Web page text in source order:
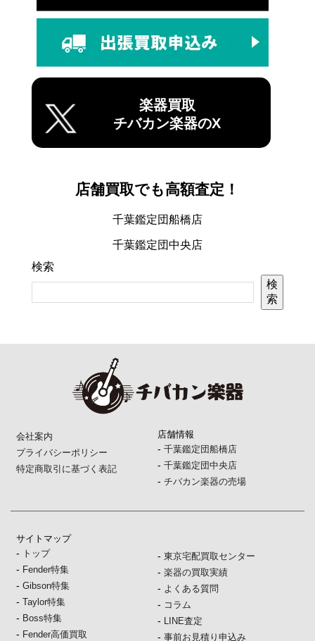
楽器買取
チバカン楽器のX
店舗買取でも高額査定！
千葉鑑定団船橋店
千葉鑑定団中央店
検索
検
索
会社案内
プライバシーポリシー
特定商取引に基づく表記
店舗情報
- 千葉鑑定団船橋店
- 千葉鑑定団中央店
- チバカン楽器の売場
サイトマップ
- トップ
- Fender特集
-Gibson特集
-Taylor特集
- Boss特集
- Fender高価買取
- 東京宅配買取センター
- 楽器の買取実績
- よくある質問
- コラム
- LINE査定
- 事前お見積り申込み